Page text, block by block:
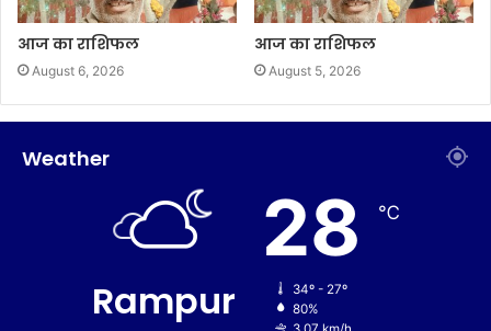
आज का राशिफल
August 6, 2026
आज का राशिफल
August 5, 2026
Weather
Rampur
28 ℃
34º - 27º
80%